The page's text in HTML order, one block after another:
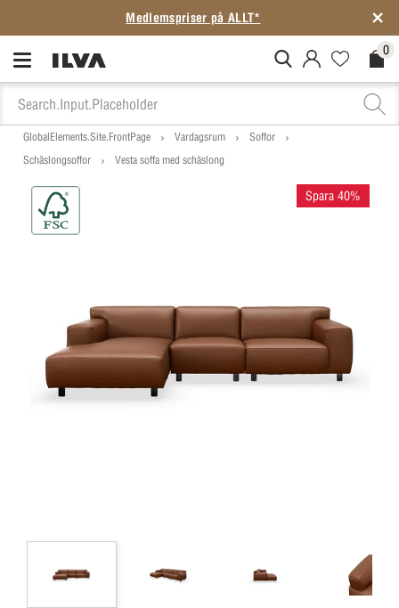
MitIlva.Login 0
GlobalElements.Site.FrontPage Vardagsrum
Soffor
Schäslongsoffor
Vesta soffa med schäslong
Spara 40%